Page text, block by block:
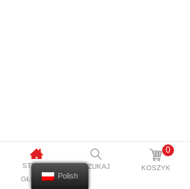
STRONA
GŁÓWNA
SZUKAJ
0
KOSZYK
Polish